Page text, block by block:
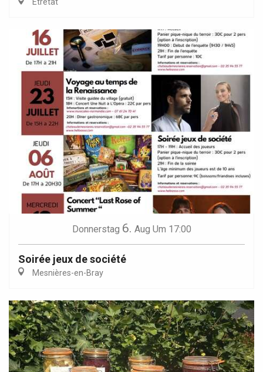
Étretat
Donnerstag 6. Aug Um 17:00
Soirée jeux de société
Mesnières-en-Bray